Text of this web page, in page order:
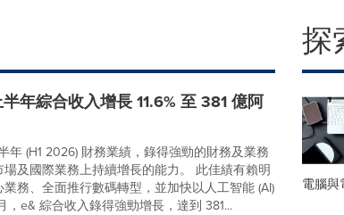
年綜合收入增長 11.6% 至 381 億阿
年 (H1 2026) 財務業績，錄得強勁的財務及業務
及國際業務上持續增長的能力。 此佳績有賴明
務、全面推行數碼轉型，並加快以人工智能 (AI)
，e& 綜合收入錄得強勁增長，達到 381...
探
電腦與